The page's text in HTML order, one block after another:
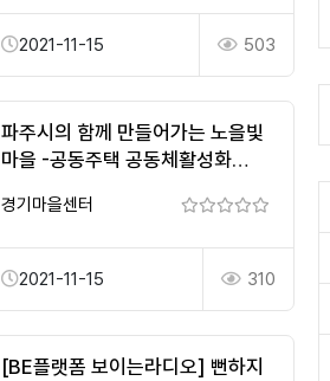
2021-11-15 503
파주시의 함께 만들어가는 노을빛
마을 -공동주택 공동체활성화
경기마을센터
2021-11-15 310
[BE플랫폼 보이는라디오] 뻔하지